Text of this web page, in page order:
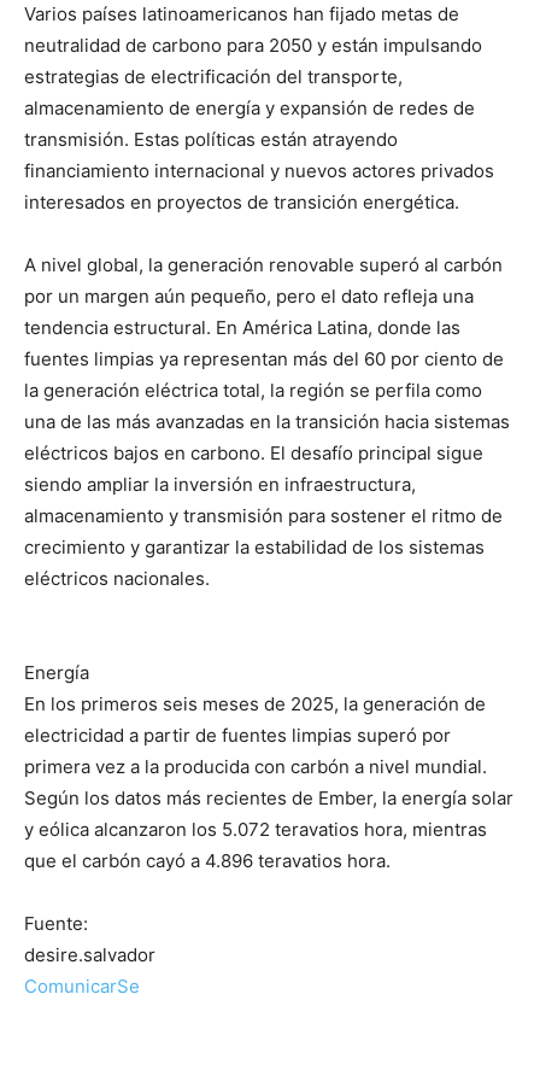
Varios países latinoamericanos han fijado metas de
neutralidad de carbono para 2050 y están impulsando
estrategias de electrificación del transporte,
almacenamiento de energía y expansión de redes de
transmisión. Estas políticas están atrayendo
financiamiento internacional y nuevos actores privados
interesados en proyectos de transición energética.
A nivel global, la generación renovable superó al carbón
por un margen aún pequeño, pero el dato refleja una
tendencia estructural. En América Latina, donde las
fuentes limpias ya representan más del 60 por ciento de
la generación eléctrica total, la región se perfila como
una de las más avanzadas en la transición hacia sistemas
eléctricos bajos en carbono. El desafío principal sigue
siendo ampliar la inversión en infraestructura,
almacenamiento y transmisión para sostener el ritmo de
crecimiento y garantizar la estabilidad de los sistemas
eléctricos nacionales.
Energía
En los primeros seis meses de 2025, la generación de
electricidad a partir de fuentes limpias superó por
primera vez a la producida con carbón a nivel mundial.
Según los datos más recientes de Ember, la energía solar
y eólica alcanzaron los 5.072 teravatios hora, mientras
que el carbón cayó a 4.896 teravatios hora.
Fuente:
desire.salvador
ComunicarSe